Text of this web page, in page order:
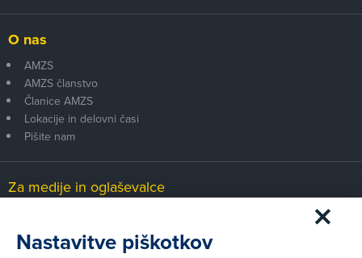
O nas
AMZS
AMZS članstvo
Članice AMZS
Lokacije in delovni časi
Pišite nam
Za medije in oglaševalce
Nastavitve piškotkov